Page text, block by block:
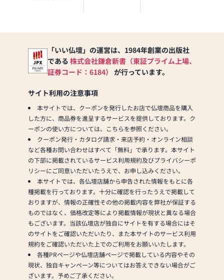
「いい仏壇」の運営は、1984年創業の出版社
である 株式会社鎌倉新書（東証プライム上場、
証券コード：6184） が行っています。
サイト利用の注意事項
本サイトでは、クーポンを発行したお店で仏壇商品を購入
した方に、商品券を進呈するサービスを提供しております。ク
ーポンの使い方については、こちらを参照ください。
クーポン発行・カタログ請求・来店予約・オンライン相談
など各種お問い合わせはすべて「無料」で承ります。本サイト
の下部に掲載されているサービス利用規約及びプライバシーポ
リシーにご同意いただいたうえで、お申し込みください。
本サイトでは、各仏壇店舗から申告された情報をもとに各
種掲載を行っております。十分に確認を行ったうえで掲載して
おりますが、情報の正確性その他の掲載内容を弊社が保証する
ものではなく、価格改定等により掲載情報が現状と異なる場合
もございます。当該仏壇店が独自にサイトを有する場合にはそ
のサイトをご確認いただいたり、また本サイトのサービス利用
規約をご確認いただいた上でのご利用をお願いいたします。
各種PRページや仏壇店舗ページで掲載している内容やその
現状、独自キャンペーン等についてはお答えできない場合がご
ざいます。予めご了承ください。